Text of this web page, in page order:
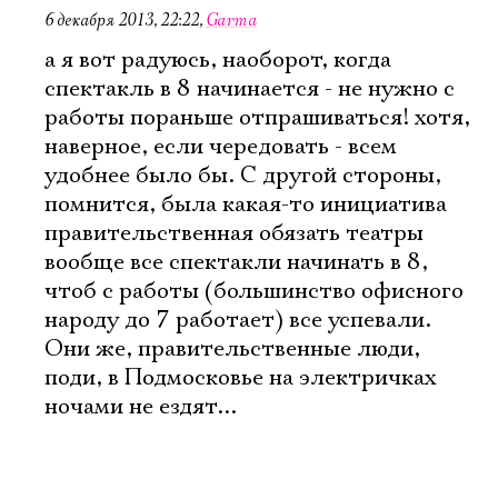
6 декабря 2013, 22:22, Garma
а я вот радуюсь, наоборот, когда
спектакль в 8 начинается - не нужно с
работы пораньше отпрашиваться! хотя,
наверное, если чередовать - всем
удобнее было бы. С другой стороны,
помнится, была какая-то инициатива
правительственная обязать театры
вообще все спектакли начинать в 8,
чтоб с работы (большинство офисного
народу до 7 работает) все успевали.
Они же, правительственные люди,
поди, в Подмосковье на электричках
ночами не ездят...